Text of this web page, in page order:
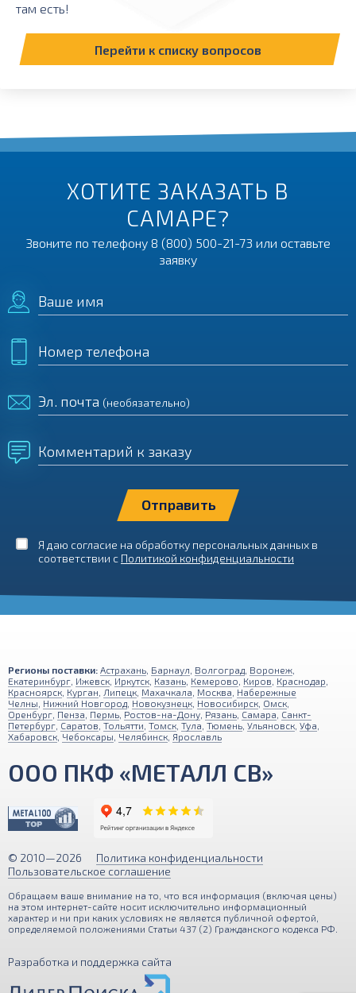
ХОТИТЕ ЗАКАЗАТЬ В
САМАРЕ?
Звоните по телефону 8 (800) 500-21-73 или оставьте
заявку
Ваше имя
Номер телефона
Эл. почта (необязательно)
Комментарий к заказу
Я даю согласие на обработку персональных данных в
соответствии с Политикой конфиденциальности
там есть!
Перейти к списку вопросов
Регионы поставки: Астрахань Барнаул Волгоград Воронеж
Екатеринбург Ижевск Иркутск Казань Кемерово Киров Краснодар
Красноярск Курган Липецк Махачкала Москва Набережные
Челны Нижний Новгород Новокузнецк Новосибирск Омск
Оренбург Пенза Пермь Ростов-на-Дону Рязань Самара Санкт-
Петербург Саратов Тольятти Томск Тула Тюмень Ульяновск Уфа
Хабаровск Чебоксары Челябинск Ярославль
ООО ПКФ «МЕТАЛЛ СВ»
© 2010—2026
Политика конфиденциальности
Пользовательское соглашение
Обращаем ваше внимание на то, что вся информация (включая цены)
на этом интернет-сайте носит исключительно информационный
характер и ни при каких условиях не является публичной офертой,
определяемой положениями Статьи 437 (2) Гражданского кодекса РФ.
Разработка и поддержка сайта
Наш сайт использует файлы cookies и обрабатывает
персональные данные с помощью Яндекс Метрики для
сайтом. Продолжая использование сайта,
вы подтверждаете свое согласие с